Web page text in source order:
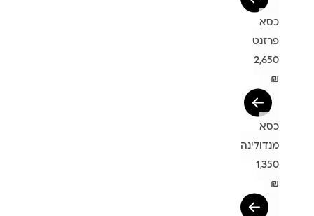
כסא
פרזנט
2,650
₪
כסא
מנדולינה
1,350
₪